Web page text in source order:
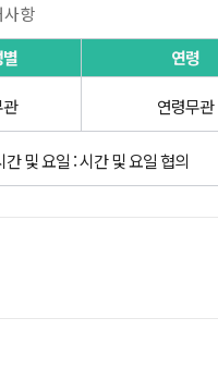
사항
연령
연령무관
간 및 요일 : 시간 및 요일 협의